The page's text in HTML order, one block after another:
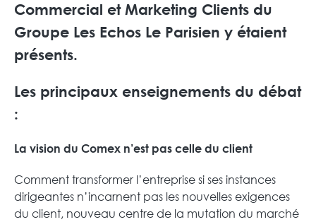
Commercial et Marketing Clients du
Groupe Les Echos Le Parisien y étaient
présents.
Les principaux enseignements du débat
:
La vision du Comex n’est pas celle du client
Comment transformer l’entreprise si ses instances
dirigeantes n’incarnent pas les nouvelles exigences
du client, nouveau centre de la mutation du marché